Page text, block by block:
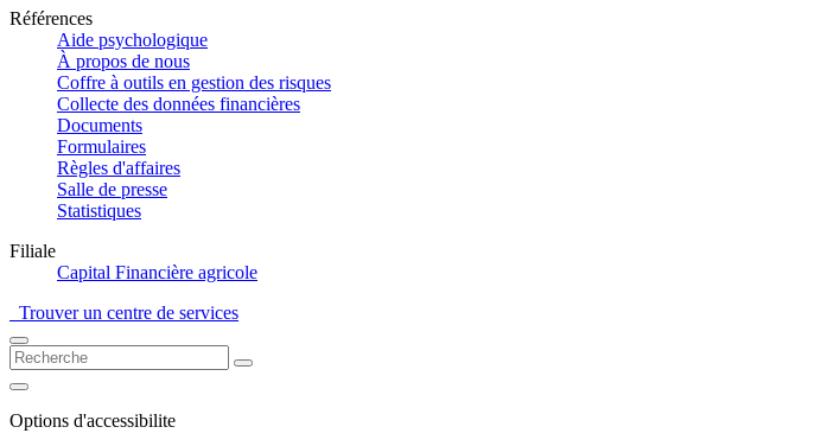
Références
Aide psychologique
À propos de nous
Coffre à outils en gestion des risques
Collecte des données financières
Documents
Formulaires
Règles d'affaires
Salle de presse
Statistiques
Filiale
Capital Financière agricole
Trouver un centre de services
Options d'accessibilite